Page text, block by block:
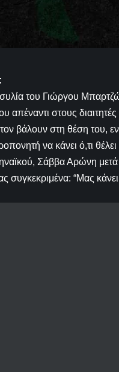
του Γιώργου
απέναντι στους
βάλουν στη θέση του,
να κάνει ό,τι
Σάββα Αρώνη
συγκεκριμένα: “Μας